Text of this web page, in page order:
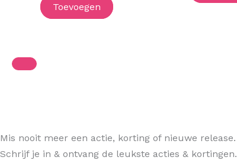
Toevoegen
Mis nooit meer een actie, korting of nieuwe release.
Schrijf je in & ontvang de leukste acties & kortingen.